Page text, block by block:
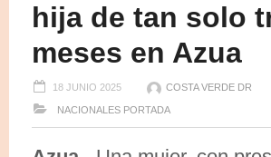
hija de tan solo
meses en Azua
18 JUNIO 2025 COSTA VERDE DR
NACIONALES PORTADA